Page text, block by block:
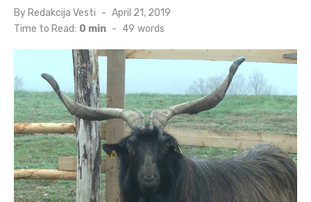
By Redakcija Vesti
Posted
April 21, 2019
Time to Read: 0 min - 49 words